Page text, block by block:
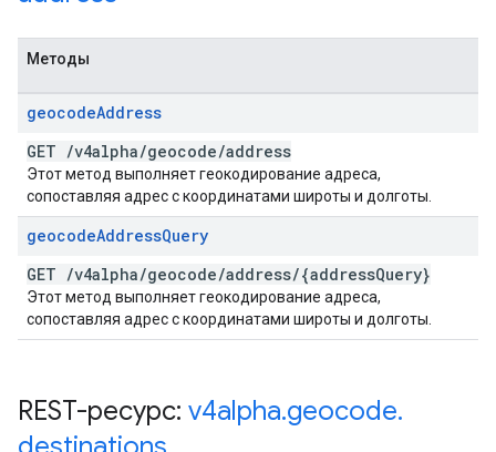
Методы
geocodeAddress
GET /v4alpha/geocode/address
Этот метод выполняет геокодирование адреса,
сопоставляя адрес с координатами широты и долготы.
geocodeAddressQuery
GET /v4alpha/geocode/address/{addressQuery}
Этот метод выполняет геокодирование адреса,
сопоставляя адрес с координатами широты и долготы.
REST-ресурс: v4alpha.geocode.